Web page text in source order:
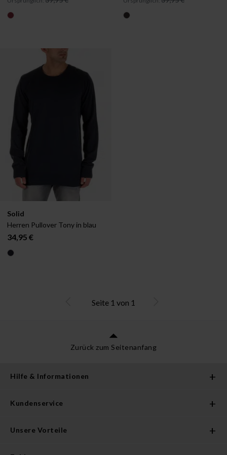
Verfügbar in:
Solid
Herren Pullover Tony in blau
34,95 €
Seite 1 von 1
Zurück zum Seitenanfang
Hilfe & Informationen
Kundenservice
Unsere Vorteile